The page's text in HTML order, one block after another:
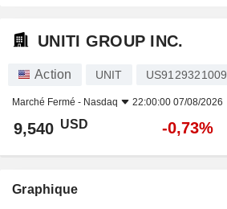
UNITI GROUP INC.
Action UNIT US9129321009
Marché Fermé - Nasdaq 22:00:00 07/08/2026
9,540 USD -0,73%
Graphique